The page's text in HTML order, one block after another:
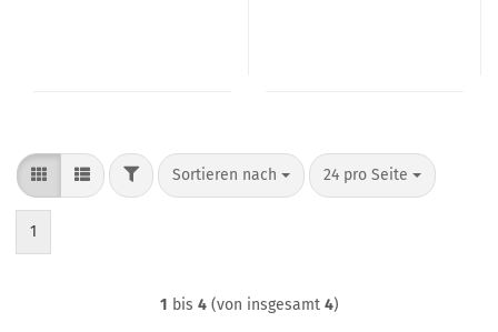
FILTERSortieren nach
Sortieren nach 24 pro Seite
pro Seite
1
1 bis 4(von insgesamt 4)